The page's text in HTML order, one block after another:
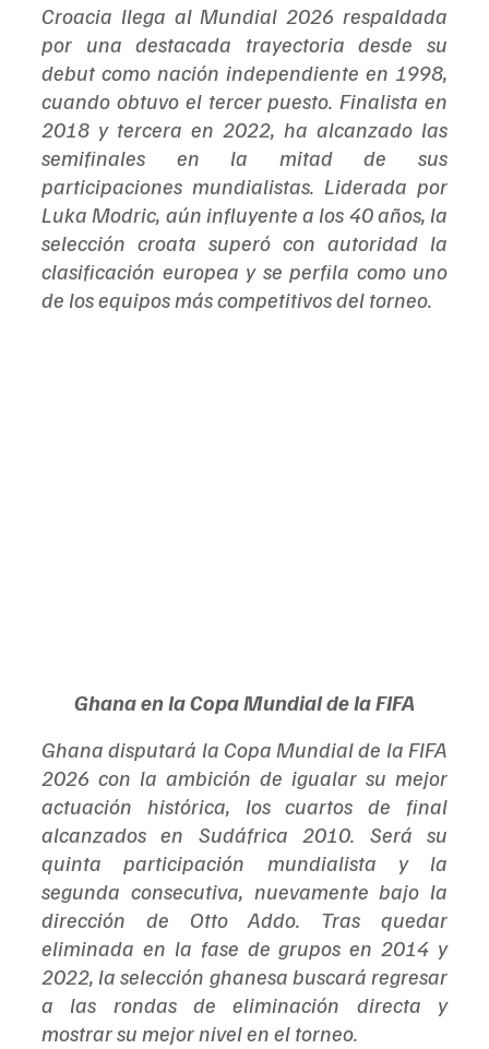
Croacia llega al Mundial 2026 respaldada
por una destacada trayectoria desde su
debut como nación independiente en 1998,
cuando obtuvo el tercer puesto. Finalista en
2018 y tercera en 2022, ha alcanzado las
semifinales en la mitad de sus
participaciones mundialistas. Liderada por
Luka Modric, aún influyente a los 40 años, la
selección croata superó con autoridad la
clasificación europea y se perfila como uno
de los equipos más competitivos del torneo.
Ghana en la Copa Mundial de la FIFA
Ghana disputará la Copa Mundial de la FIFA
2026 con la ambición de igualar su mejor
actuación histórica, los cuartos de final
alcanzados en Sudáfrica 2010. Será su
quinta participación mundialista y la
segunda consecutiva, nuevamente bajo la
dirección de Otto Addo. Tras quedar
eliminada en la fase de grupos en 2014 y
2022, la selección ghanesa buscará regresar
a las rondas de eliminación directa y
mostrar su mejor nivel en el torneo.